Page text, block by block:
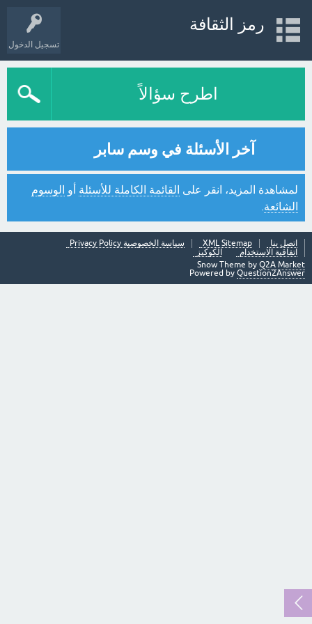
تسجيل الدخول
رمز الثقافة
اطرح سؤالاً
آخر الأسئلة في وسم سابر
لمشاهدة المزيد، انقر على القائمة الكاملة للأسئلة أو الوسوم
الشائعة
اتصل بنا XML Sitemap
سياسة الخصوصية Privacy Policy
اتفاقية الاستخدام
الكوكيز
Snow Theme by Q2A Market
Powered by Question2Answer